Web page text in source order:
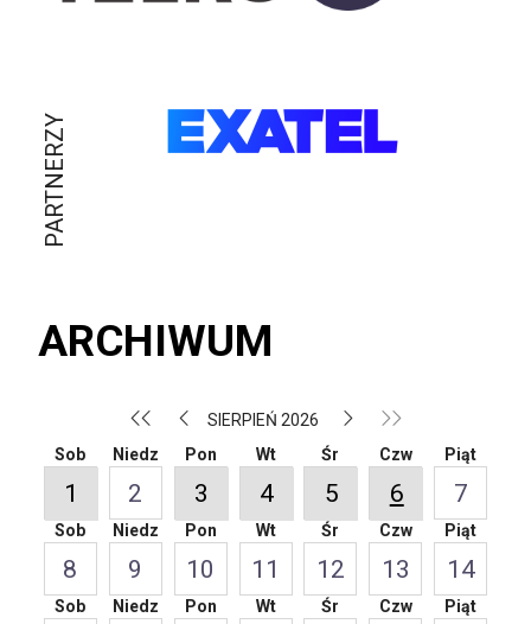
PARTNERZY
ARCHIWUM
SIERPIEŃ 2026
Sob
1
Niedz
2
Pon
3
Wt
4
Śr
5
Czw
6
Piąt
7
Sob
8
Niedz
9
Pon
10
Wt
11
Śr
12
Czw
13
Piąt
14
Sob Niedz Pon Wt Śr Czw Piąt